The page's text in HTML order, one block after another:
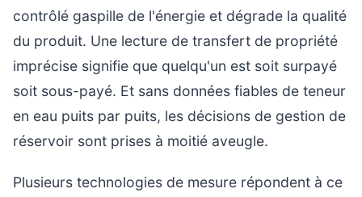
contrôlé gaspille de l'énergie et dégrade la qualité
du produit. Une lecture de transfert de propriété
imprécise signifie que quelqu'un est soit surpayé
soit sous-payé. Et sans données fiables de teneur
en eau puits par puits, les décisions de gestion de
réservoir sont prises à moitié aveugle.
Plusieurs technologies de mesure répondent à ce